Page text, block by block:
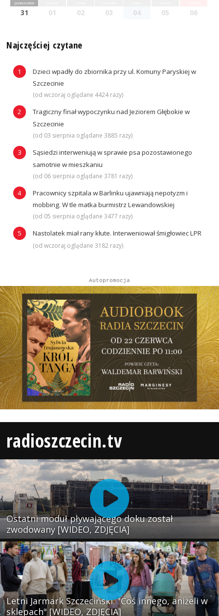
poniedziałek
31 01 02 03 04 05 06
Najczęściej czytane
Dzieci wpadły do zbiornika przy ul. Komuny Paryskiej w
Szczecinie
(od wczoraj oglądane 4424 razy)
Tragiczny finał wypoczynku nad Jeziorem Głębokie w
Szczecinie
(od 03 sierpnia oglądane 3885 razy)
Sąsiedzi interweniują w sprawie psa pozostawionego
samotnie w mieszkaniu
(od 06 sierpnia oglądane 3781 razy)
Pracownicy szpitala w Barlinku ujawniają nepotyzm i
mobbing. W tle matka burmistrz Lewandowskiej
(od 05 sierpnia oglądane 3477 razy)
Nastolatek miał rany kłute. Interweniował śmigłowiec LPR
(od wczoraj oglądane 3182 razy)
Autopromocja
radioszczecin.tv
Ostatni moduł pływającego doku został
zwodowany [WIDEO, ZDJĘCIA]
Letni Jarmark Szczeciński. "Coś innego, aniżeli w
sklepach" [WIDEO, ZDJĘCIA]